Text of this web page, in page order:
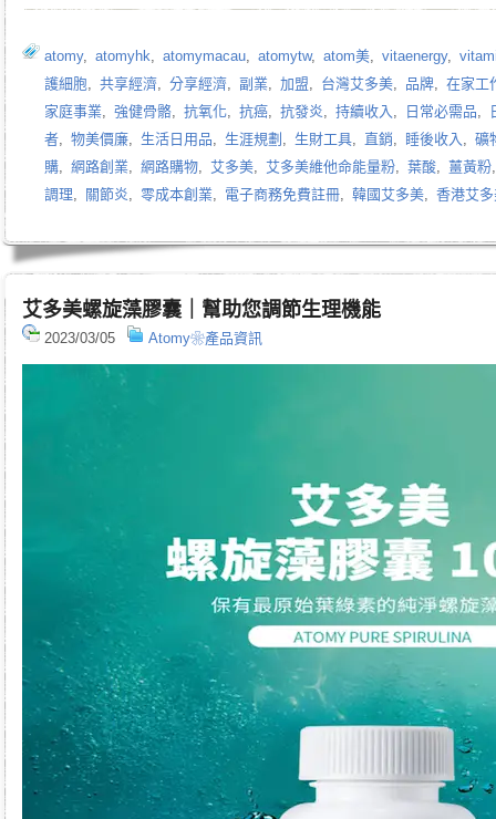
atomy, atomyhk, atomymacau, atomytw, atom美, vitaenergy,
護細胞, 共享經濟, 分享經濟, 副業, 加盟, 台灣艾多美, 品牌, 在家工
家庭事業, 強健骨骼, 抗氧化, 抗癌, 抗發炎, 持續收入 , 日常必需品,
者, 物美價廉, 生活日用品, 生涯規劃 , 生財工具, 直銷, 睡後收入 , 礦
購, 網路創業, 網路購物, 艾多美, 艾多美維他命能量粉, 葉酸, 薑黃粉
調理, 關節炎, 零成本創業, 電子商務免費註冊, 韓國艾多美, 香港艾
艾多美螺旋藻膠囊｜幫助您調節生理機能
2023/03/05 Atomy❀產品資訊